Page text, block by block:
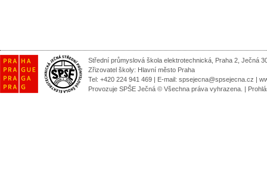
Střední průmyslová škola elektrotechnická, Praha 2, Ječná
Zřizovatel školy: Hlavní město Praha
Tel: +420 224 941 469 | E-mail: spsejecna@spsejecna.cz |
Provozuje SPŠE Ječná © Všechna práva vyhrazena. |